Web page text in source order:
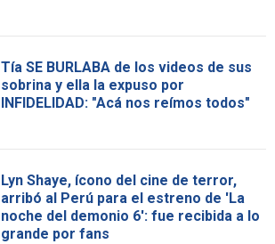
Tía SE BURLABA de los videos de sus
sobrina y ella la expuso por
INFIDELIDAD: "Acá nos reímos todos"
Lyn Shaye, ícono del cine de terror,
arribó al Perú para el estreno de 'La
noche del demonio 6': fue recibida a lo
grande por fans